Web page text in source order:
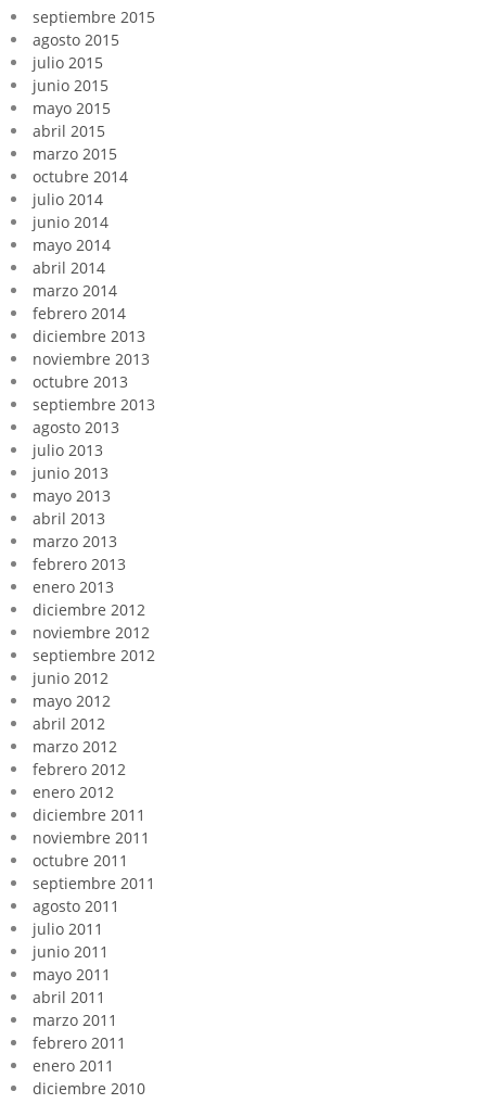
septiembre 2015
agosto 2015
julio 2015
junio 2015
mayo 2015
abril 2015
marzo 2015
octubre 2014
julio 2014
junio 2014
mayo 2014
abril 2014
marzo 2014
febrero 2014
diciembre 2013
noviembre 2013
octubre 2013
septiembre 2013
agosto 2013
julio 2013
junio 2013
mayo 2013
abril 2013
marzo 2013
febrero 2013
enero 2013
diciembre 2012
noviembre 2012
septiembre 2012
junio 2012
mayo 2012
abril 2012
marzo 2012
febrero 2012
enero 2012
diciembre 2011
noviembre 2011
octubre 2011
septiembre 2011
agosto 2011
julio 2011
junio 2011
mayo 2011
abril 2011
marzo 2011
febrero 2011
enero 2011
diciembre 2010